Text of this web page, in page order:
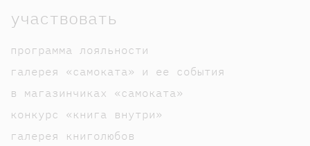
участвовать
программа лояльности
галерея «самоката» и ее события
в магазинчиках «самоката»
конкурс «книга внутри»
галерея книголюбов